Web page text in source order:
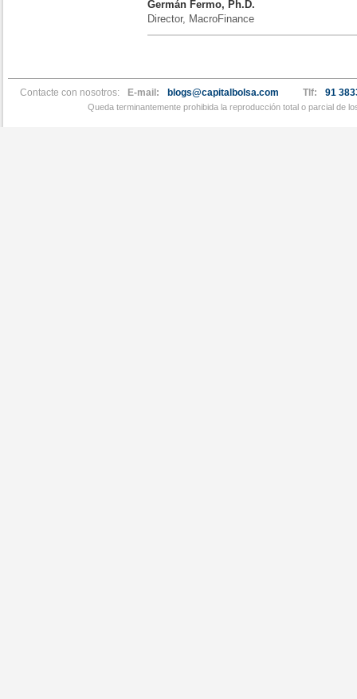
Germán Fermo, Ph.D.
Director, MacroFinance
Contacte con nosotros: E-mail: blogs@capitalbolsa.com Tlf: 91
Queda terminantemente prohibida la reproducción total o parcial de